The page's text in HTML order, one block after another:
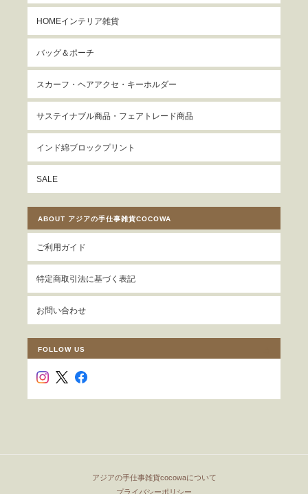
HOMEインテリア雑貨
バッグ＆ポーチ
スカーフ・ヘアアクセ・キーホルダー
サステイナブル商品・フェアトレード商品
インド綿ブロックプリント
SALE
ABOUT アジアの手仕事雑貨COCOWA
ご利用ガイド
特定商取引法に基づく表記
お問い合わせ
FOLLOW US
アジアの手仕事雑貨cocowaについて
プライバシーポリシー